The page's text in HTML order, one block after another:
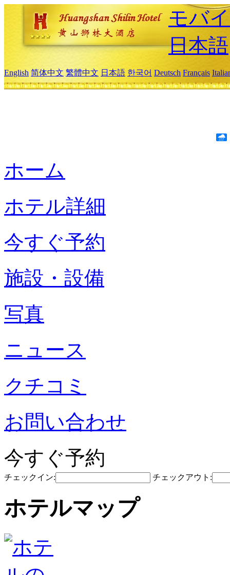
モバ
日本語
English 简体中文 繁體中文 日本語 한국어 Deutsch Français
ホーム
ホテル詳細
今すぐ予約
施設・設備
写真
ニュース
クチコミ
お問い合わせ
今すぐ予約
チェックイン: チェックアウト:
ホテルマップ